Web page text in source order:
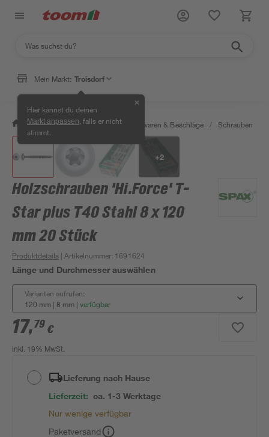
Mein Markt: Troisdorf
Hier kannst du deinen
Markt anpassen , falls er nicht
stimmt.
✕
/ Werkstatt & Maschinen / Eisenwaren & Beschläge / Schrauben
+2
Holzschrauben 'Hi.Force' T-
Star plus T40 Stahl 8 x 120
mm 20 Stück
Produktdetails | Artikelnummer: 1691624
Länge und Durchmesser auswählen
Varianten aufrufen:
120 mm | 8 mm | verfügbar
17,79 €
inkl. 19% MwSt.
Lieferung nach Hause
Lieferzeit: ca. 1-3 Werktage
Nur wenige verfügbar
Paketversand